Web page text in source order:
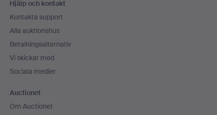
Hjälp och kontakt
Kontakta support
Alla auktionshus
Betalningsalternativ
Vi skickar med
Sociala medier
Auctionet
Om Auctionet